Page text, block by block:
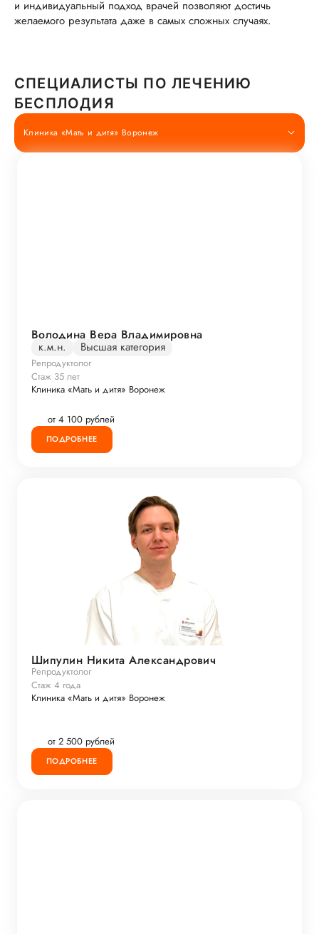
и индивидуальный подход врачей позволяют достичь
желаемого результата даже в самых сложных случаях.
СПЕЦИАЛИСТЫ ПО ЛЕЧЕНИЮ
БЕСПЛОДИЯ
Клиника «Мать и дитя» Воронеж
Володина Вера Владимировна
к.м.н. Высшая категория
Репродуктолог
Стаж 35 лет
Клиника «Мать и дитя» Воронеж
от 4 100 рублей
ПОДРОБНЕЕ
Шипулин Никита Александрович
Репродуктолог
Стаж 4 года
Клиника «Мать и дитя» Воронеж
от 2 500 рублей
ПОДРОБНЕЕ